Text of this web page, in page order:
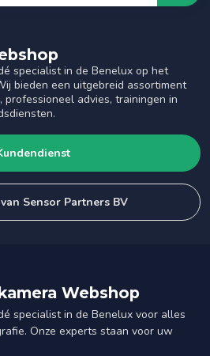
specialist in de Benelux op het
bieden een uitgebreid assortiment
professioneel advies, trainingen in
Sensor Partners BV
Webshop
specialist in de Benelux voor alles
Onze experts staan voor uw